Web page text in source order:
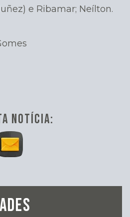
e Ribamar; Neílton.
NOTÍCIA: